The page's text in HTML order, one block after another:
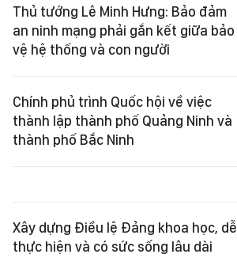
Thủ tướng Lê Minh Hưng: Bảo đảm
an ninh mạng phải gắn kết giữa bảo
vệ hệ thống và con người
Chính phủ trình Quốc hội về việc
thành lập thành phố Quảng Ninh và
thành phố Bắc Ninh
Xây dựng Điều lệ Đảng khoa học, dễ
thực hiện và có sức sống lâu dài